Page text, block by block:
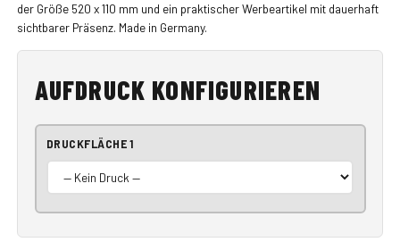
der Größe 520 x 110 mm und ein praktischer Werbeartikel mit dauerhaft
sichtbarer Präsenz. Made in Germany.
AUFDRUCK KONFIGURIEREN
DRUCKFLÄCHE 1